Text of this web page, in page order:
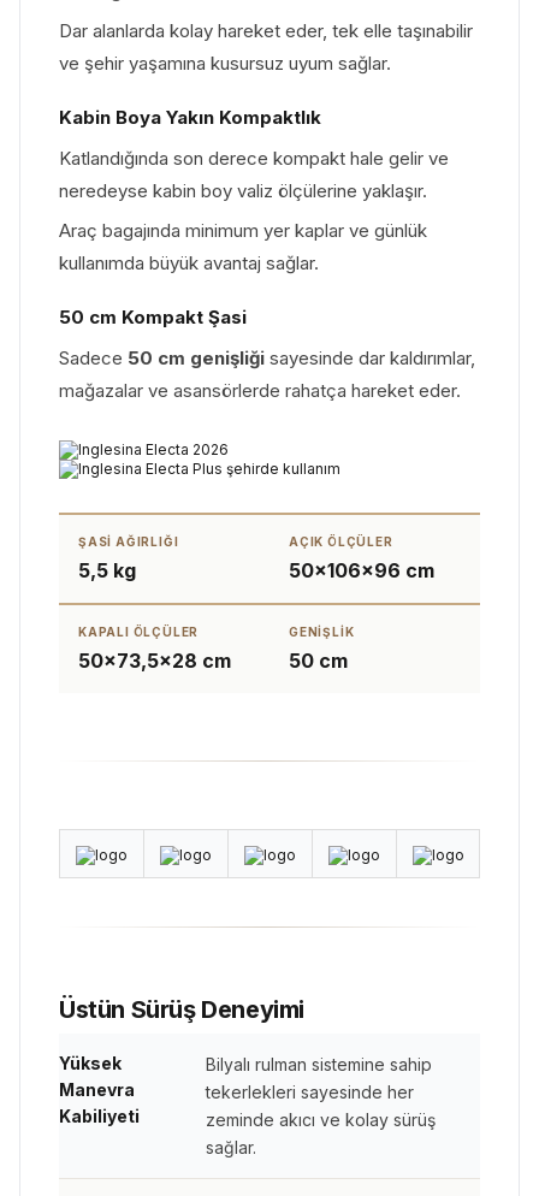
Dar alanlarda kolay hareket eder, tek elle taşınabilir
ve şehir yaşamına kusursuz uyum sağlar.
Kabin Boya Yakın Kompaktlık
Katlandığında son derece kompakt hale gelir ve
neredeyse kabin boy valiz ölçülerine yaklaşır.
Araç bagajında minimum yer kaplar ve günlük
kullanımda büyük avantaj sağlar.
50 cm Kompakt Şasi
Sadece 50 cm genişliği sayesinde dar kaldırımlar,
mağazalar ve asansörlerde rahatça hareket eder.
ŞASI AĞIRLIĞI
5,5 kg
AÇIK ÖLÇÜLER
50×106×96 cm
KAPALI ÖLÇÜLER
50×73,5×28 cm
GENIŞLIK
50 cm
Üstün Sürüş Deneyimi
Yüksek
Manevra
Kabiliyeti
Bilyalı rulman sistemine sahip
tekerlekleri sayesinde her
zeminde akıcı ve kolay sürüş
sağlar.